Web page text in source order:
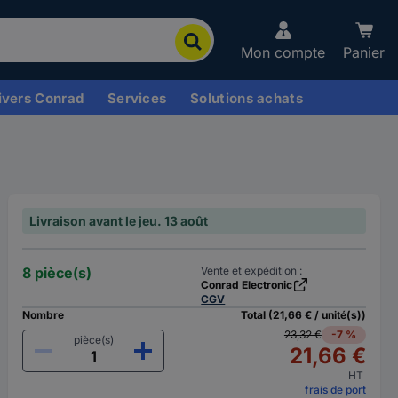
Mon compte Panier
Conrad Services Solutions achats
Livraison avant le jeu. 13 août
8 pièce(s)
Vente et expédition :
Conrad Electronic
CGV
Nombre
pièce(s)
Total (21,66 € / unité(s))
23,32 €
-7 %
21,66 €
HT
frais de port